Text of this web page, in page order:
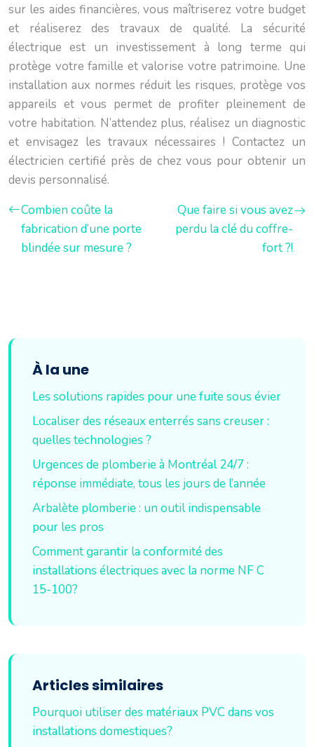
sur les aides financières, vous maîtriserez votre budget
et réaliserez des travaux de qualité. La sécurité
électrique est un investissement à long terme qui
protège votre famille et valorise votre patrimoine. Une
installation aux normes réduit les risques, protège vos
appareils et vous permet de profiter pleinement de
votre habitation. N’attendez plus, réalisez un diagnostic
et envisagez les travaux nécessaires ! Contactez un
électricien certifié près de chez vous pour obtenir un
devis personnalisé.
Combien coûte la
fabrication d’une porte
blindée sur mesure ?
Que faire si vous avez
perdu la clé du coffre-
fort ?!
À la une
Les solutions rapides pour une fuite sous évier
Localiser des réseaux enterrés sans creuser :
quelles technologies ?
Urgences de plomberie à Montréal 24/7 :
réponse immédiate, tous les jours de l’année
Arbalète plomberie : un outil indispensable
pour les pros
Comment garantir la conformité des
installations électriques avec la norme NF C
15-100?
Articles similaires
Pourquoi utiliser des matériaux PVC dans vos
installations domestiques?